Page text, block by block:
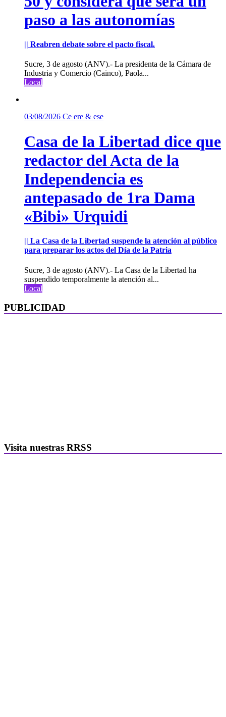
paso a las autonomías
|| Reabren debate sobre el pacto fiscal.
Sucre, 3 de agosto (ANV).- La presidenta de la Cámara de
Industria y Comercio (Cainco), Paola...
Local
03/08/2026 Ce ere & ese
Casa de la Libertad dice que
redactor del Acta de la
Independencia es
antepasado de 1ra Dama
«Bibi» Urquidi
|| La Casa de la Libertad suspende la atención al público
para preparar los actos del Día de la Patria
Sucre, 3 de agosto (ANV).- La Casa de la Libertad ha
suspendido temporalmente la atención al...
Local
PUBLICIDAD
Visita nuestras RRSS